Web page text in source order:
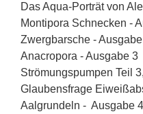
Das Aqua-Porträt von
Montipora Schnecken -
Zwergbarsche -
Anacropora - Ausgabe 3
Strömungspumpen Teil
Glaubensfrage
Aalgrundeln - Ausgabe 4